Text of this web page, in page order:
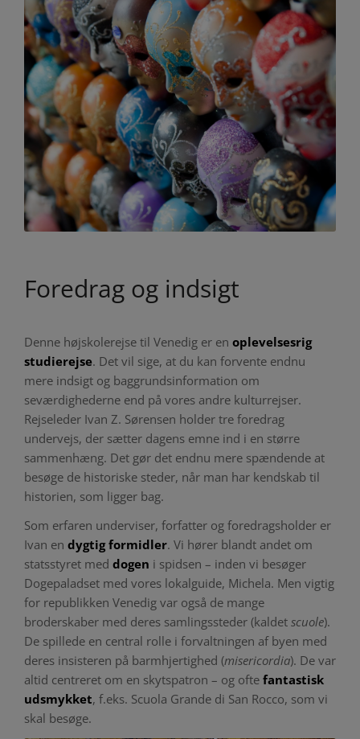
Foredrag og indsigt
Denne højskolerejse til Venedig er en oplevelsesrig
studierejse. Det vil sige, at du kan forvente endnu
mere indsigt og baggrundsinformation om
seværdighederne end på vores andre kulturrejser.
Rejseleder Ivan Z. Sørensen holder tre foredrag
undervejs, der sætter dagens emne ind i en større
sammenhæng. Det gør det endnu mere spændende at
besøge de historiske steder, når man har kendskab til
historien, som ligger bag.
Som erfaren underviser, forfatter og foredragsholder er
Ivan en dygtig formidler. Vi hører blandt andet om
statsstyret med dogen i spidsen – inden vi besøger
Dogepaladset med vores lokalguide, Michela. Men vigtig
for republikken Venedig var også de mange
broderskaber med deres samlingssteder (kaldet scuole).
De spillede en central rolle i forvaltningen af byen med
deres insisteren på barmhjertighed (misericordia). De var
altid centreret om en skytspatron – og ofte fantastisk
udsmykket, f.eks. Scuola Grande di San Rocco, som vi
skal besøge.